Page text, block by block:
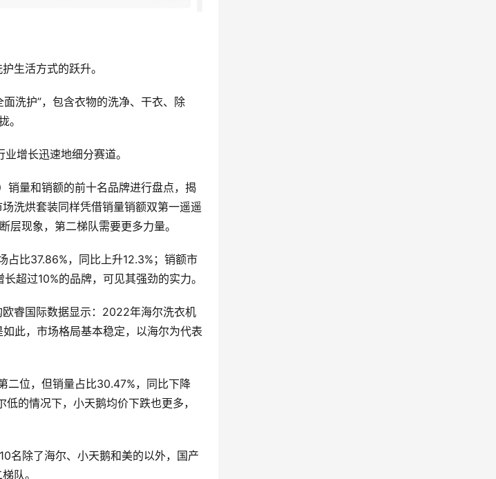
生活方式的跃升。
洗护”，包含衣物的洗净、干衣、除
。
增长迅速地细分赛道。
销量和销额的前十名品牌进行盘点，揭
洗烘套装同样凭借销量销额双第一遥遥
现象，第二梯队需要更多力量。
比37.86%，同比上升12.3%；销额市
超过10%的品牌，可见其强劲的实力。
睿国际数据显示：2022年海尔洗衣机
此，市场格局基本稳定，以海尔为代表
二位，但销量占比30.47%，同比下降
的情况下，小天鹅均价下跌也更多，
名除了海尔、小天鹅和美的以外，国产
队。